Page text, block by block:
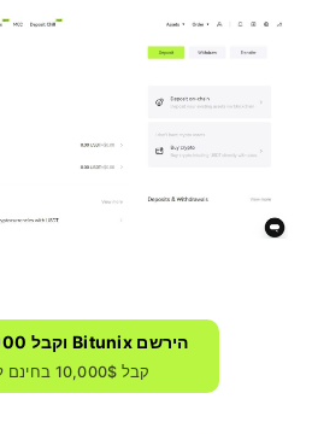
הירשם Bitunix וקבל 10,000 $ בחינם
קבל 10,000$ בחינם למתחילים